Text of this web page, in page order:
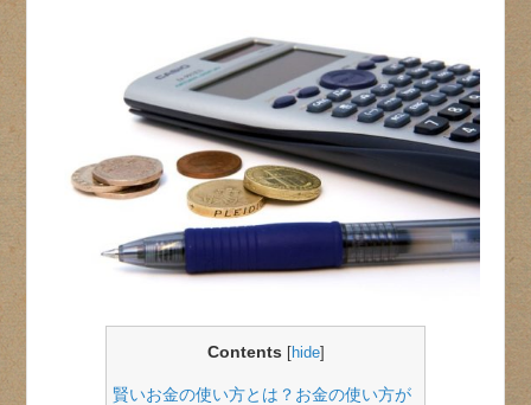
Contents [hide]
賢いお金の使い方とは？お金の使い方が